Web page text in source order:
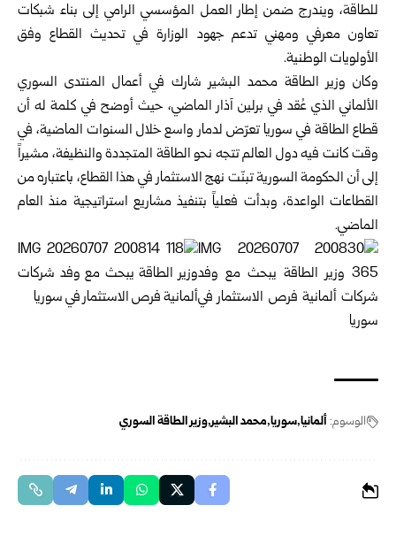
للطاقة، ‏ويندرج ضمن إطار العمل المؤسسي الرامي إلى بناء شبكات
تعاون معرفي ‏ومهني تدعم جهود الوزارة في تحديث القطاع وفق
الأولويات الوطنية‎.‎
وكان وزير الطاقة محمد البشير شارك في أعمال المنتدى السوري
الألماني ‏الذي عُقد في برلين آذار الماضي، حيث أوضح في كلمة له أن
قطاع ‏الطاقة في سوريا تعرّض لدمار واسع خلال السنوات الماضية، في
وقت ‏كانت فيه دول العالم تتجه نحو الطاقة المتجددة والنظيفة، مشيراً
إلى أن ‏الحكومة السورية تبنّت نهج الاستثمار في هذا القطاع، باعتباره من
‏القطاعات الواعدة، وبدأت فعلياً بتنفيذ مشاريع استراتيجية منذ العام
الماضي‎.‎‎
الوسوم: ألمانيا سوريا محمد البشير وزير الطاقة السوري